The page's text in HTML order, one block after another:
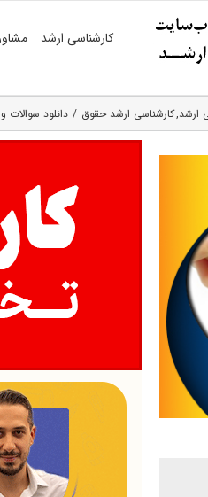
کارشناسی ارشد
ارشد کارشناسی ارشد حقوق دانلود سوالات و کلید